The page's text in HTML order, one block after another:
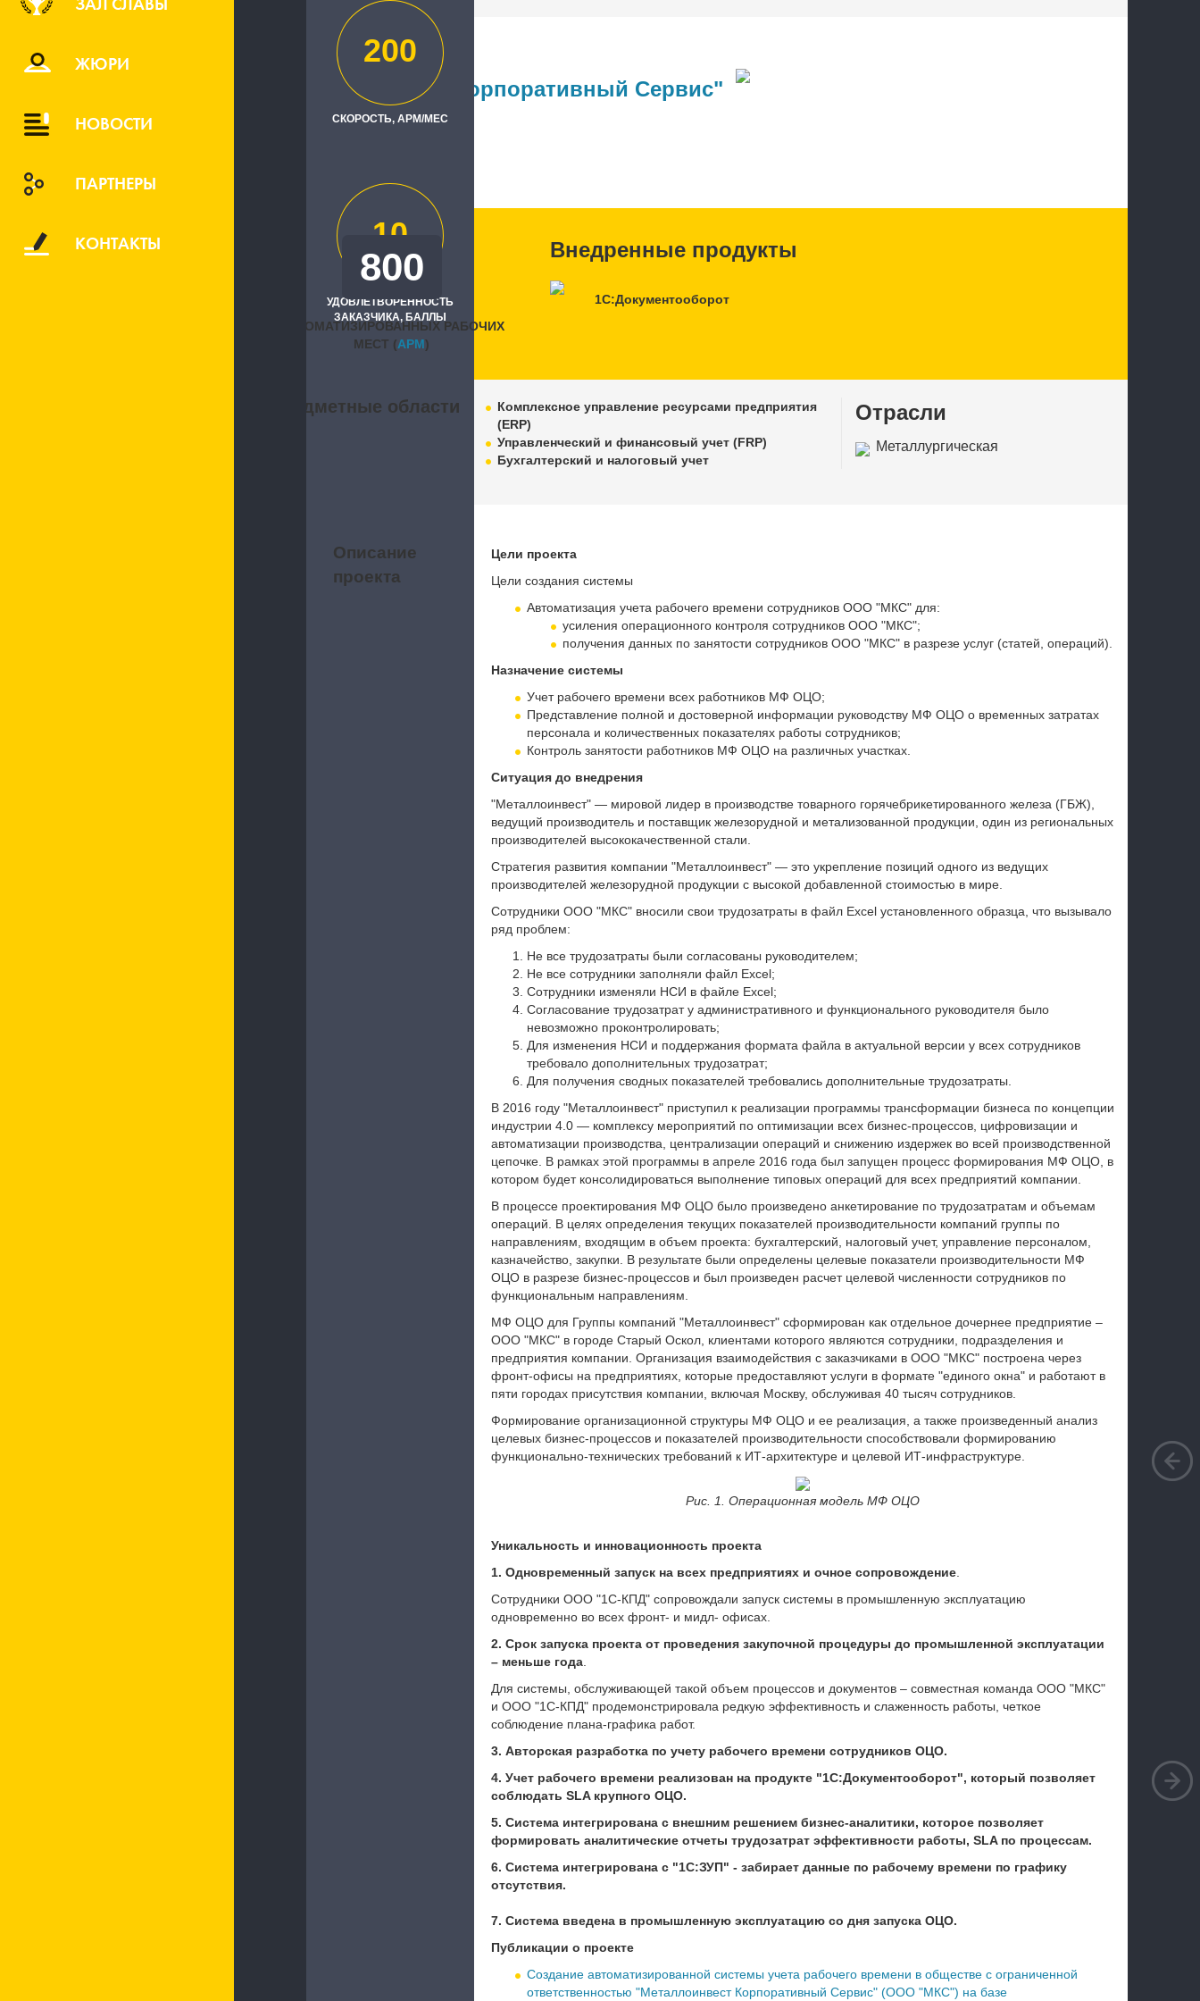
ЖЮРИ
НОВОСТИ
ПАРТНЕРЫ
КОНТАКТЫ
200
СКОРОСТЬ, АРМ/МЕС
10
УДОВЛЕТВОРЕННОСТЬ
ЗАКАЗЧИКА, БАЛЛЫ
Заказчик
"Металлоинвест Корпоративный Сервис"
800
АВТОМАТИЗИРОВАННЫХ РАБОЧИХ
МЕСТ (APM)
Внедренные продукты
1С:Документооборот
Предметные области
Комплексное управление ресурсами предприятия
(ERP)
Управленческий и финансовый учет (FRP)
Бухгалтерский и налоговый учет
Отрасли
Металлургическая
Описание
проекта
Цели проекта
Цели создания системы
Автоматизация учета рабочего времени сотрудников ООО "МКС" для:
усиления операционного контроля сотрудников ООО "МКС";
получения данных по занятости сотрудников ООО "МКС" в разрезе услуг (статей, операций).
Назначение системы
Учет рабочего времени всех работников МФ ОЦО;
Представление полной и достоверной информации руководству МФ ОЦО о временных затратах
персонала и количественных показателях работы сотрудников;
Контроль занятости работников МФ ОЦО на различных участках.
Ситуация до внедрения
"Металлоинвест" — мировой лидер в производстве товарного горячебрикетированного железа (ГБЖ),
ведущий производитель и поставщик железорудной и метализованной продукции, один из региональных
производителей высококачественной стали.
Стратегия развития компании "Металлоинвест" — это укрепление позиций одного из ведущих
производителей железорудной продукции с высокой добавленной стоимостью в мире.
Сотрудники ООО "МКС" вносили свои трудозатраты в файл Excel установленного образца, что вызывало
ряд проблем:
Не все трудозатраты были согласованы руководителем;
Не все сотрудники заполняли файл Excel;
Сотрудники изменяли НСИ в файле Excel;
Согласование трудозатрат у административного и функционального руководителя было
невозможно проконтролировать;
Для изменения НСИ и поддержания формата файла в актуальной версии у всех сотрудников
требовало дополнительных трудозатрат;
Для получения сводных показателей требовались дополнительные трудозатраты.
В 2016 году "Металлоинвест" приступил к реализации программы трансформации бизнеса по концепции
индустрии 4.0 — комплексу мероприятий по оптимизации всех бизнес-процессов, цифровизации и
автоматизации производства, централизации операций и снижению издержек во всей производственной
цепочке. В рамках этой программы в апреле 2016 года был запущен процесс формирования МФ ОЦО, в
котором будет консолидироваться выполнение типовых операций для всех предприятий компании.
В процессе проектирования МФ ОЦО было произведено анкетирование по трудозатратам и объемам
операций. В целях определения текущих показателей производительности компаний группы по
направлениям, входящим в объем проекта: бухгалтерский, налоговый учет, управление персоналом,
казначейство, закупки. В результате были определены целевые показатели производительности МФ
ОЦО в разрезе бизнес-процессов и был произведен расчет целевой численности сотрудников по
функциональным направлениям.
МФ ОЦО для Группы компаний "Металлоинвест" сформирован как отдельное дочернее предприятие –
ООО "МКС" в городе Старый Оскол, клиентами которого являются сотрудники, подразделения и
предприятия компании. Организация взаимодействия с заказчиками в ООО "МКС" построена через
фронт-офисы на предприятиях, которые предоставляют услуги в формате "единого окна" и работают в
пяти городах присутствия компании, включая Москву, обслуживая 40 тысяч сотрудников.
Формирование организационной структуры МФ ОЦО и ее реализация, а также произведенный анализ
целевых бизнес-процессов и показателей производительности способствовали формированию
функционально-технических требований к ИТ-архитектуре и целевой ИТ-инфраструктуре.
Рис. 1. Операционная модель МФ ОЦО
Уникальность и инновационность проекта
1. Одновременный запуск на всех предприятиях и очное сопровождение.
Сотрудники ООО "1С-КПД" сопровождали запуск системы в промышленную эксплуатацию
одновременно во всех фронт- и мидл- офисах.
2. Срок запуска проекта от проведения закупочной процедуры до промышленной эксплуатации
– меньше года.
Для системы, обслуживающей такой объем процессов и документов – совместная команда ООО "МКС"
и ООО "1С-КПД" продемонстрировала редкую эффективность и слаженность работы, четкое
соблюдение плана-графика работ.
3. Авторская разработка по учету рабочего времени сотрудников ОЦО.
4. Учет рабочего времени реализован на продукте "1С:Документооборот", который позволяет
соблюдать SLA крупного ОЦО.
5. Система интегрирована с внешним решением бизнес-аналитики, которое позволяет
формировать аналитические отчеты трудозатрат эффективности работы, SLA по процессам.
6. Система интегрирована с "1С:ЗУП" - забирает данные по рабочему времени по графику
отсутствия.
7. Система введена в промышленную эксплуатацию со дня запуска ОЦО.
Публикации о проекте
Создание автоматизированной системы учета рабочего времени в обществе с ограниченной
ответственностью "Металлоинвест Корпоративный Сервис" (ООО "МКС") на базе